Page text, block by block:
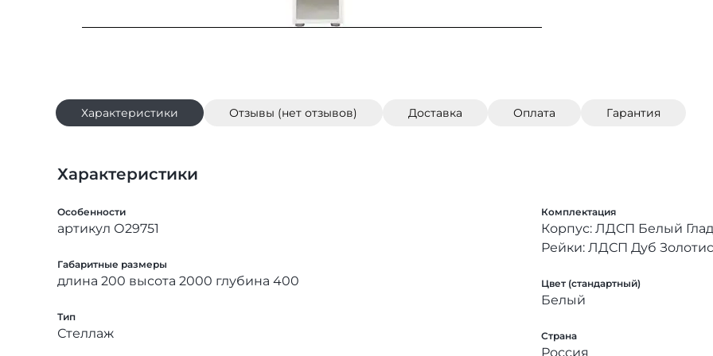
Характеристики Отзывы (нет отзывов) Доставка Оплата Гарантия
Характеристики
Особенности
артикул О29751
Габаритные размеры
длина 200 высота 2000 глубина 400
Тип
Стеллаж
Комплектация
Корпус: ЛДСП Белый
Рейки: ЛДСП Дуб
Цвет (стандартный)
Белый
Страна
Россия